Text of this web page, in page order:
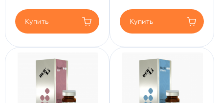
Купить Купить